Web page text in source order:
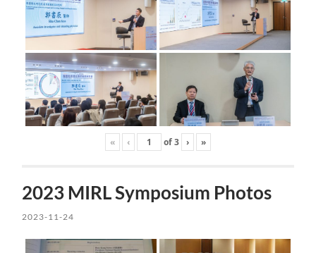
« ‹ of3 › »
2023 MIRL Symposium Photos
2023-11-24